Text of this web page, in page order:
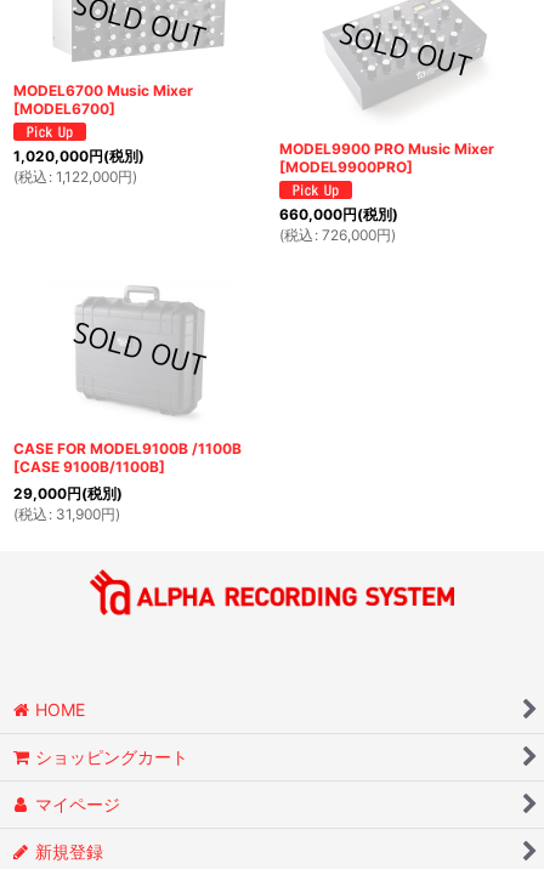
MODEL6700 Music Mixer
[MODEL6700]
1,020,000円(税別)
(税込 : 1,122,000円)
MODEL9900 PRO Music Mixer
[MODEL9900PRO]
660,000円(税別)
(税込 : 726,000円)
CASE FOR MODEL9100B /1100B
[CASE 9100B/1100B]
29,000円(税別)
(税込 : 31,900円)
HOME
ショッピングカート
マイページ
新規登録